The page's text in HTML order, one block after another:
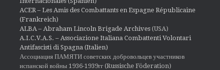
ACER – Les Amis des Combattants en Espagne Républicaine
(Frankreich)
ALBA – Abraham Lincoln Brigade Archives (USA)
A.I.C.V.A.S. – Associazione Italiana Combattenti Volontari
Antifascisti di Spagna (Italien)
Ассоциация ПАМЯТИ советских добровольцев участников
испанской войны 1936-1939гг (Russische Föderation)